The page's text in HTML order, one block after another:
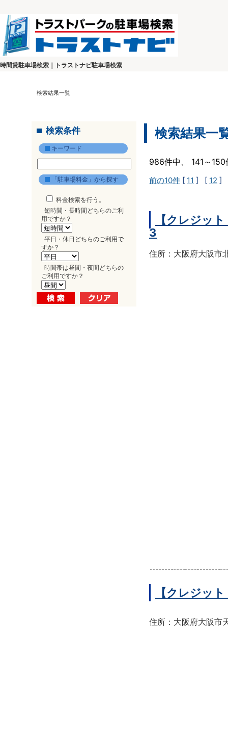
時間貸駐車場検索｜トラストナビ駐車場検索
検索結果一覧
検索条件
キーワード
「駐車場料金」から探す
料金検索を行う。
短時間・長時間どちらのご利
用ですか？
平日・休日どちらのご利用で
すか？
時間帯は昼間・夜間どちらの
ご利用ですか？
検索結果一
986件中、 141～
前の10件 [ 11 ] [ 12 ]
【クレジッ
3
住所：大阪府大阪市
【クレジッ
住所：大阪府大阪市